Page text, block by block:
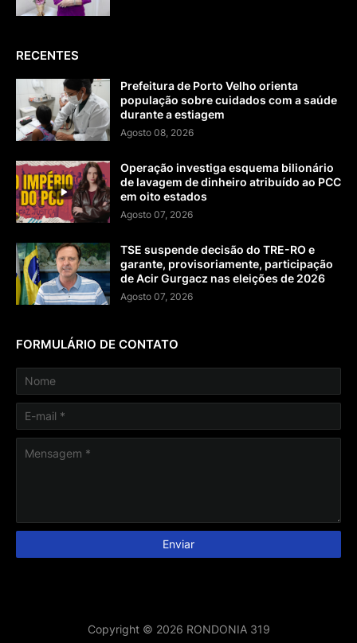
RECENTES
Prefeitura de Porto Velho orienta
população sobre cuidados com a saúde
durante a estiagem
Agosto 08, 2026
Operação investiga esquema bilionário
de lavagem de dinheiro atribuído ao PCC
em oito estados
Agosto 07, 2026
TSE suspende decisão do TRE-RO e
garante, provisoriamente, participação
de Acir Gurgacz nas eleições de 2026
Agosto 07, 2026
FORMULÁRIO DE CONTATO
Copyright © 2026 RONDONIA 319